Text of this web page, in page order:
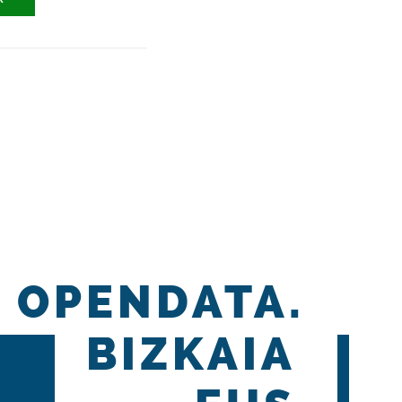
OPENDATA.
BIZKAIA